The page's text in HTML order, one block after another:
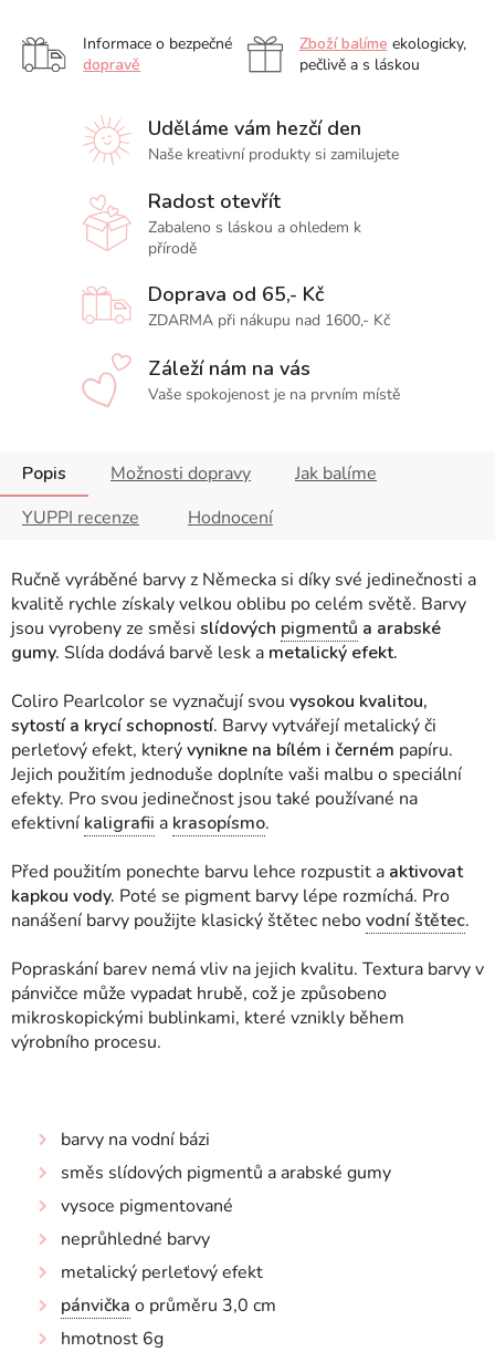
Informace o bezpečné
dopravě
Zboží balíme ekologicky,
pečlivě a s láskou
Uděláme vám hezčí den
Naše kreativní produkty si zamilujete
Radost otevřít
Zabaleno s láskou a ohledem k
přírodě
Doprava od 65,- Kč
ZDARMA při nákupu nad 1600,- Kč
Záleží nám na vás
Vaše spokojenost je na prvním místě
Popis Možnosti dopravy
Jak balíme
YUPPI recenze
Hodnocení
Ručně vyráběné barvy z Německa si díky své jedinečnosti a
kvalitě rychle získaly velkou oblibu po celém světě. Barvy
jsou vyrobeny ze směsi slídových pigmentů a arabské
gumy. Slída dodává barvě lesk a metalický efekt.
Coliro Pearlcolor se vyznačují svou vysokou kvalitou,
sytostí a krycí schopností. Barvy vytvářejí metalický či
perleťový efekt, kterývynikne na bílém i černém papíru.
Jejich použitím jednoduše doplníte vaši malbu o speciální
efekty. Pro svou jedinečnost jsou také používané na
efektivní kaligrafii a krasopísmo.
Před použitím ponechte barvu lehce rozpustit a aktivovat
kapkou vody. Poté se pigment barvy lépe rozmíchá. Pro
nanášení barvy použijte klasický štětec nebovodní štětec.
Popraskání barev nemá vliv na jejich kvalitu. Textura barvy v
pánvičce může vypadat hrubě, což je způsobeno
mikroskopickými bublinkami, které vznikly během
výrobního procesu.
barvy na vodní bázi
směs slídových pigmentů a arabské gumy
vysoce pigmentované
neprůhledné barvy
metalický perleťový efekt
pánvička o průměru 3,0 cm
hmotnost 6g